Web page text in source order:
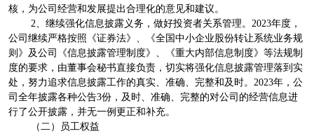
核，为公司经营和发展提出合理化的意见和建议。
2、继续强化信息披露义务，做好投资者关系管理。2023年度，
公司继续严格按照《证券法》、《全国中小企业股份转让系统业务规
则》及公司《信息披露管理制度》、《重大内部信息制度》等法规制
度的要求，由董事会秘书直接负责，切实将强化信息披露管理落到实
处，努力追求信息披露工作的真实、准确、完整和及时。2023年，公
司全年披露各种公告3份，及时、准确、完整的对公司的经营信息进
行了公开披露，并无一例更正和补充。
（二）员工权益